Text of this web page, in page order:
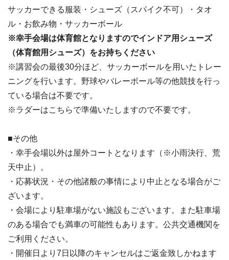
サッカーできる服装・シューズ（スパイク不可）・タオ
ル・お飲み物・サッカーボール
※幸手会場は体育館となりますのでインドア用シューズ
（体育館用シューズ）をお持ちください
※講習会の最後30分ほど、サッカーボールを用いたトレー
ニングを行います。野球やバレーボール等の他競技を行っ
ている場合は不要です。
※ラダーはこちらで準備いたしますので不要です。
■その他
・幸手会場以外は屋外コートとなります（※小雨決行、荒
天中止）。
・応募状況・その他諸般の事情により中止となる場合がご
ざいます。
・会場により駐車場がない施設もございます。また駐車場
のある場合でも満車の可能性もあります。公共交通機関を
ご利用ください。
・開催日より7日以降のキャンセルはご返金致しかねます